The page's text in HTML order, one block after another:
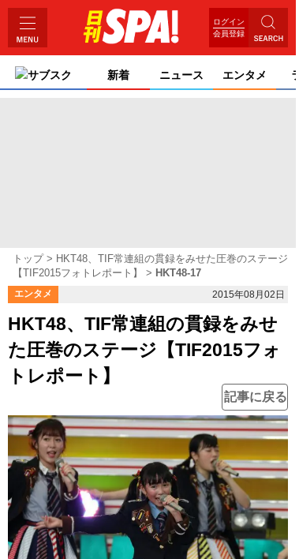
ログイン
会員登録
サブスク 新着 ニュース エンタメ
トップ
HKT48、TIF常連組の貫録をみせた圧巻のステージ
【TIF2015フォトレポート】
HKT48-17
エンタメ 2015年08月02日
HKT48、TIF常連組の貫録をみせ
た圧巻のステージ【TIF2015フォ
トレポート】
記事に戻る